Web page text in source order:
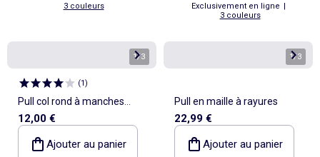
3 couleurs Exclusivement en ligne |
3 couleurs
1/3
(1)
Pull col rond à manches
longues uni
12,00 €
Ajouter au panier
1/3
Pull en maille à rayures
22,99 €
Ajouter au panier